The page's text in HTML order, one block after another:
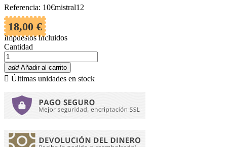
Referencia: 10€mistral12
18,00 €
Impuestos incluidos
Cantidad
add Añadir al carrito
 Últimas unidades en stock